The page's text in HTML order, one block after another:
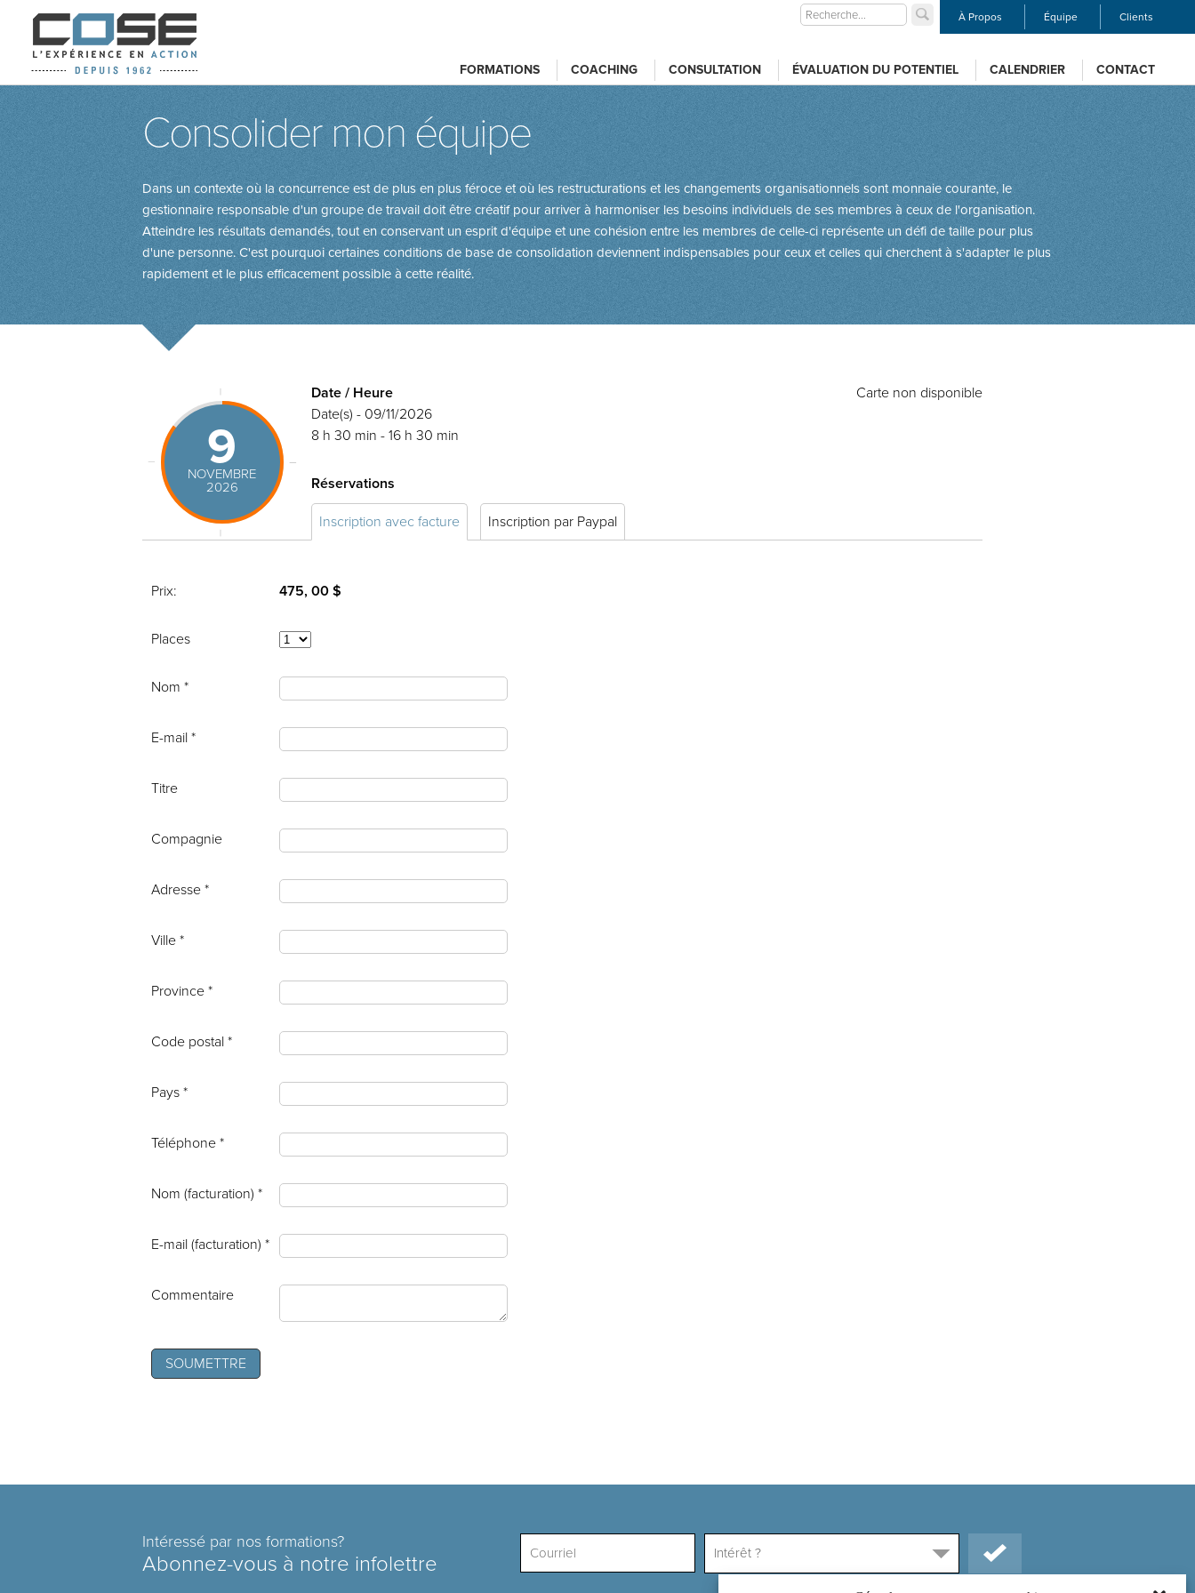
À Propos Équipe Clients
FORMATIONS COACHING CONSULTATION ÉVALUATION DU POTENTIEL CALENDRIER CONTACT
Consolider mon équipe
Dans un contexte où la concurrence est de plus en plus féroce et où les restructurations et les changements organisationnels sont monnaie courante, le
gestionnaire responsable d'un groupe de travail doit être créatif pour arriver à harmoniser les besoins individuels de ses membres à ceux de l'organisation.
Atteindre les résultats demandés, tout en conservant un esprit d'équipe et une cohésion entre les membres de celle-ci représente un défi de taille pour plus
d'une personne. C'est pourquoi certaines conditions de base de consolidation deviennent indispensables pour ceux et celles qui cherchent à s'adapter le plus
rapidement et le plus efficacement possible à cette réalité.
9
NOVEMBRE
2026
Carte non disponible
Date / Heure
Date(s) - 09/11/2026
8 h 30 min - 16 h 30 min
Réservations
Inscription avec facture Inscription par Paypal
Prix: 475, 00 $
Places
Nom *
E-mail *
Titre
Compagnie
Adresse *
Ville *
Province *
Code postal *
Pays *
Téléphone *
Nom (facturation) *
E-mail (facturation) *
Commentaire
Intéressé par nos formations?
Abonnez-vous à notre infolettre Intérêt ?